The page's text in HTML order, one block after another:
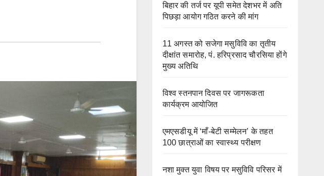
बिहार की तर्ज पर यूपी समेत देशभर में अति
पिछड़ा आयोग गठित करने की मांग
11 अगस्त को सजेगा मसुविवि का तृतीय
दीक्षांत समारोह, पं. हरिप्रसाद चौरसिया होंगे
मुख्य अतिथि
विश्व स्तनपान दिवस पर जागरूकता
कार्यक्रम आयोजित
एमएसडीयू में ‘माँ-बेटी सम्मेलन’ के तहत
100 छात्राओं का स्वास्थ्य परीक्षण
नशा मुक्त युवा विषय पर मसुविवि परिसर में